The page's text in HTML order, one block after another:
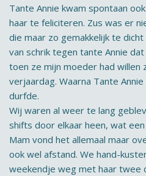
Tante Annie kwam spontaan
haar te feliciteren. Zus was er
die maar zo gemakkelijk te
van schrik tegen tante Annie
toen ze mijn moeder had willen
verjaardag. Waarna Tante
durfde.
Wij waren al weer te lang
shifts door elkaar heen, wat
Mam vond het allemaal maar
ook wel afstand. We hand-
weekendje weg met haar twee